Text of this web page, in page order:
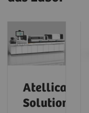
Atellica
Solution